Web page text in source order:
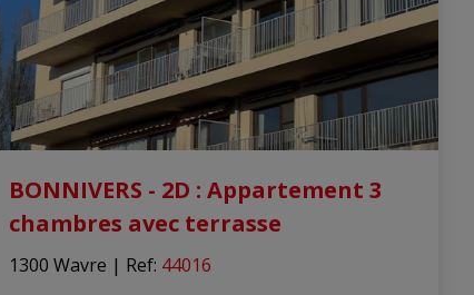
BONNIVERS - 2D : Appartement 3
chambres avec terrasse
1300 Wavre | Ref: 44016